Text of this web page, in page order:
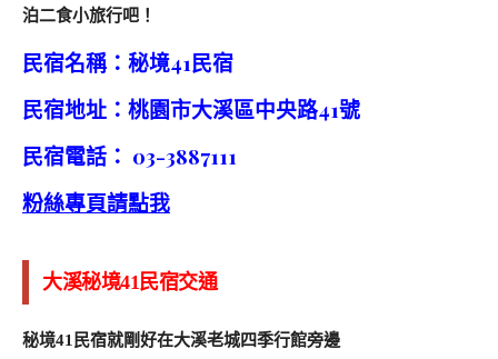
泊二食小旅行吧！
民宿名稱：秘境41民宿
民宿地址：桃園市大溪區中央路41號
民宿電話： 03-3887111
粉絲專頁請點我
大溪秘境41民宿交通
秘境41民宿就剛好在大溪老城四季行館旁邊